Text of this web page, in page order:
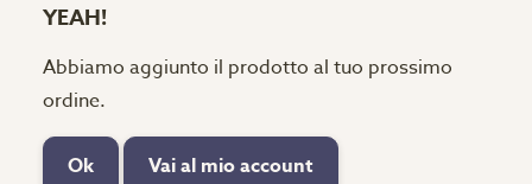
YEAH!
Abbiamo aggiunto il prodotto al tuo prossimo
ordine.
Ok Vai al mio account